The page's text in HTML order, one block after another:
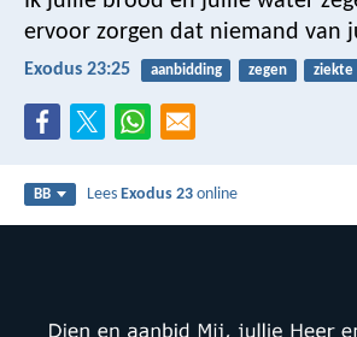
ervoor zorgen dat niemand van
Exodus 23:25 aanbidding zegen ziekte
BB LeesExodus 23 online